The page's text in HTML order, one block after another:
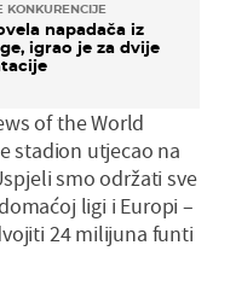
KONKURENCIJE
napadača iz
igrao je za dvije
of the World
stadion utjecao na
smo održati sve
ligi i Europi –
24 milijuna funti